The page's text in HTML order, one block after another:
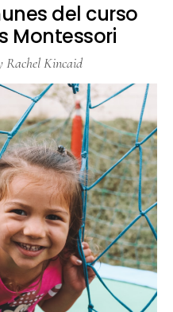
del curso
Montessori
Rachel Kincaid